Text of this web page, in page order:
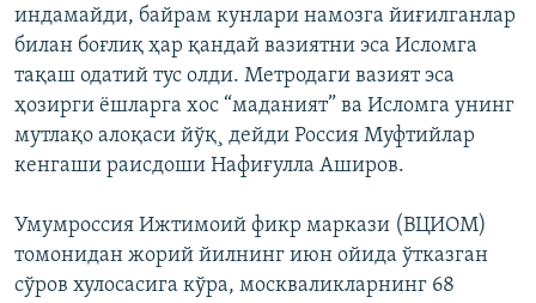
индамайди, байрам кунлари намозга йиғилганлар
билан боғлиқ ҳар қандай вазиятни эса Исломга
тақаш одатий тус олди. Метродаги вазият эса
ҳозирги ёшларга хос “маданият” ва Исломга унинг
мутлақо алоқаси йўқ¸ дейди Россия Муфтийлар
кенгаши раисдоши Нафиғулла Аширов.
Умумроссия Ижтимоий фикр маркази (ВЦИОМ)
томонидан жорий йилнинг июн ойида ўтказган
сўров хулосасига кўра, москваликларнинг 68